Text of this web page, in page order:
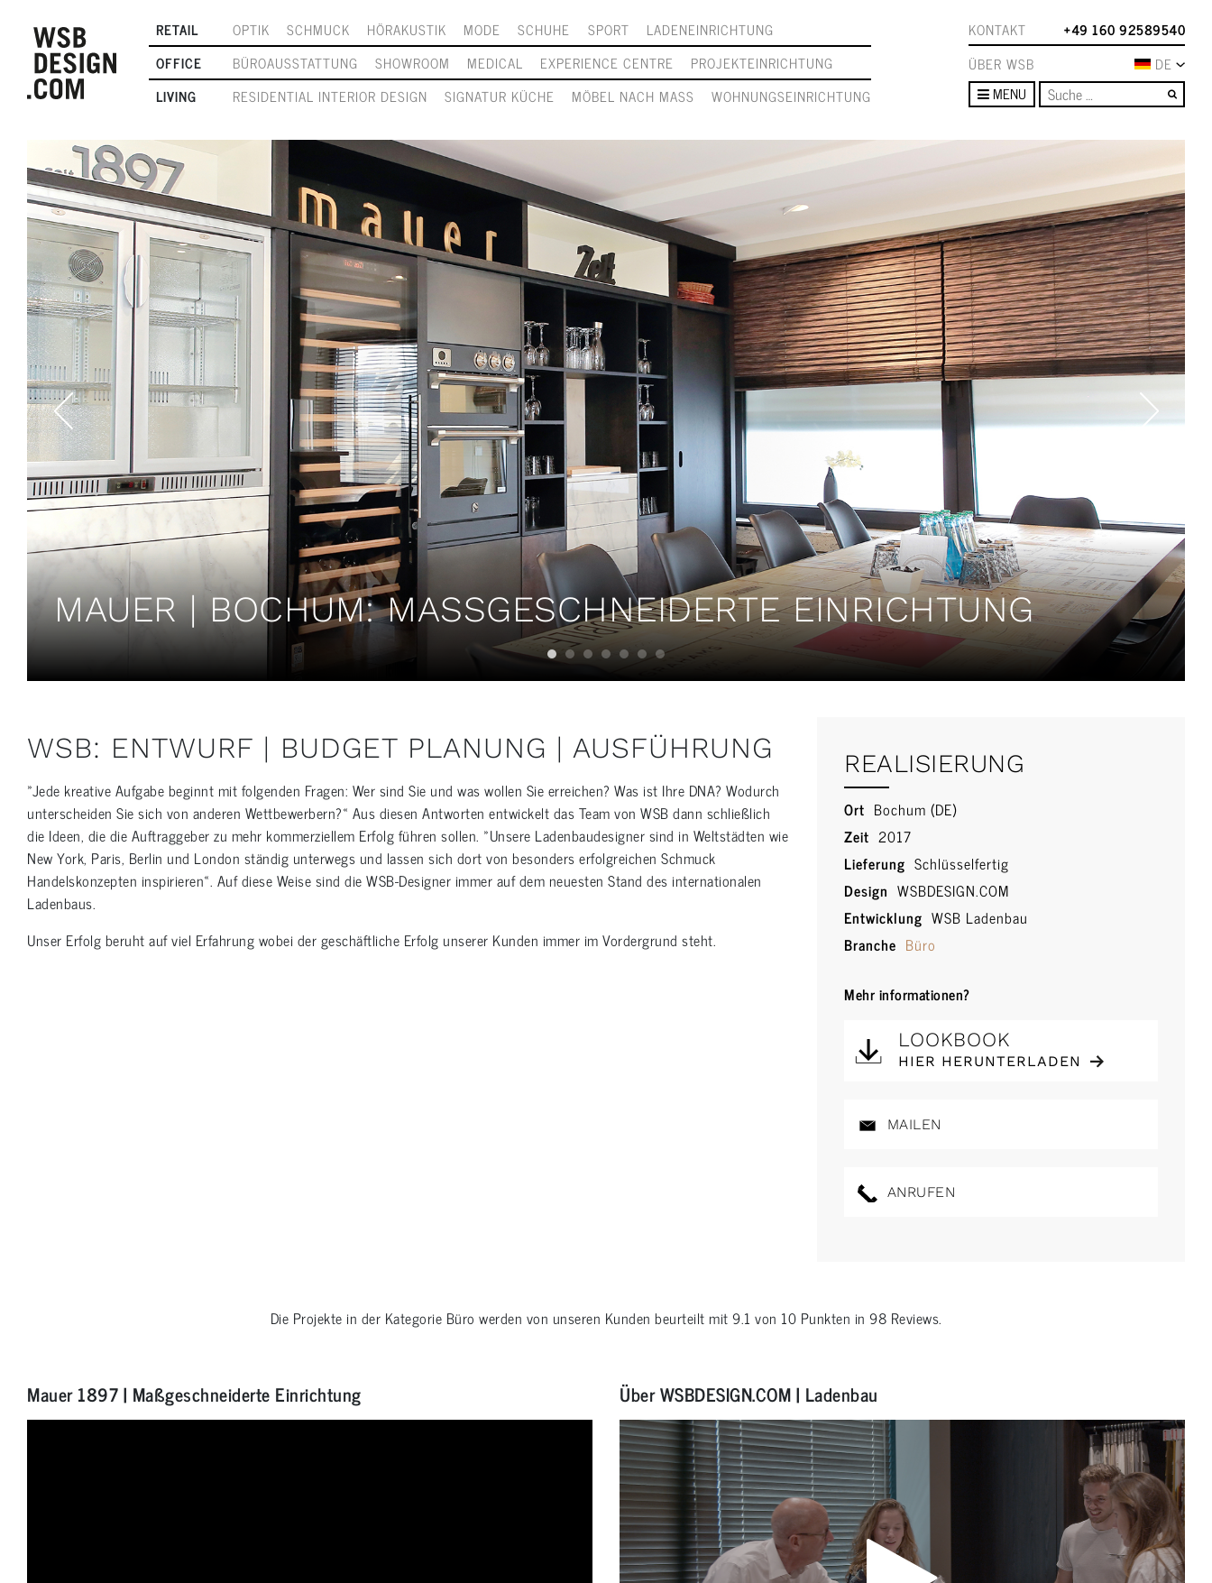
RETAIL OPTIK SCHMUCK HÖRAKUSTIK MODE SCHUHE SPORT
LADENEINRICHTUNG
OFFICE
BÜROAUSSTATTUNG SHOWROOM MEDICAL EXPERIENCE CENTRE
PROJEKTEINRICHTUNG
LIVING
RESIDENTIAL INTERIOR DESIGN SIGNATUR KÜCHE MÖBEL NACH MASS WOHNUNGSEINRICHTUNG
KONTAKT
+49 160 92589540
ÜBER WSB
DE
MENU
MAUER | BOCHUM: MASSGESCHNEIDERTE EINRICHTUNG
WSB: ENTWURF | BUDGET PLANUNG | AUSFÜHRUNG
»Jede kreative Aufgabe beginnt mit folgenden Fragen: Wer sind Sie und was wollen Sie erreichen? Was ist Ihre DNA? Wodurch
unterscheiden Sie sich von anderen Wettbewerbern?« Aus diesen Antworten entwickelt das Team von WSB dann schließlich
die Ideen, die die Auftraggeber zu mehr kommerziellem Erfolg führen sollen. »Unsere Ladenbaudesigner sind in Weltstädten wie
New York, Paris, Berlin und London ständig unterwegs und lassen sich dort von besonders erfolgreichen Schmuck
Handelskonzepten inspirieren«. Auf diese Weise sind die WSB-Designer immer auf dem neuesten Stand des internationalen
Ladenbaus.
Unser Erfolg beruht auf viel Erfahrung wobei der geschäftliche Erfolg unserer Kunden immer im Vordergrund steht.
REALISIERUNG
Ort Bochum (DE)
Zeit 2017
Lieferung Schlüsselfertig
Design WSBDESIGN.COM
Entwicklung WSB Ladenbau
Branche Büro
Mehr informationen?
LOOKBOOK
HIER HERUNTERLADEN
MAILEN
ANRUFEN
Die Projekte in der Kategorie Büro werden von unseren Kunden beurteilt mit9.1 von 10 Punkten in 98 Reviews.
Mauer 1897 | Maßgeschneiderte Einrichtung Über WSBDESIGN.COM | Ladenbau